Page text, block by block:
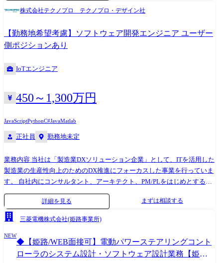
基盤構築) **CAE代替化技術(Surrogate/Meta-model)**の構築・運用 → 衝
突・流体などの大規模シミュレーションを高速化する3Dサロゲートモデ
ルの設計・評価 ●シミュレーション最適化 × LLM/生成AI ・シミュレーシ
運用展開 → Copilot Studio連携によるパラメータ探索、感度解析、レポ
ロー自動化(CI/CD連携) ●データプラットフォーム運用 ・Amannectシステ
ムの運用業務 → データ管理、運用ルール整備、問い合わせ対応
株式会社テクノプロ テクノプロ・デザイン社
【勤務地希望考慮】ソフトウェア開発エンジニア ユーザー
側ポジションあり
IoTエンジニア
450～1,300万円
JavaScriptPythonC#JavaMatlab
正社員 勤務地未定
業務内容 当社は「製造業DXソリューション企業」として、ITを活用した
製造業の生産性向上のためのDX推進にフォーカスした事業を行っていま
す。 自社内にコンサルタント、アーキテクト、PM/PLをはじめとする開
発チームを擁し、顧客の企画構想から開発、導入まで一気通貫で行える
体制を整えています。 特に当社はITエンジニア、ハードウェアエンジニ
ア、AI/データサイエンティスト計8,000名以上が在籍しており、自社開
ています。 こうした技術を軸とした顧客伴走型の課題解決ビジネスや自
社開発技術の提案型開発をさらに強化するため、多くのエンジニアを求
めております。 また当社はメーカーや自社サービス開発企業との取引が
詳細を見る まずは相談する
三菱電機株式会社(姫路事業所)
NEW
◆【姫路/WEB面接可】電動パワーステアリングコント
ローラのシステム設計・ソフトウェア設計業務【姫路